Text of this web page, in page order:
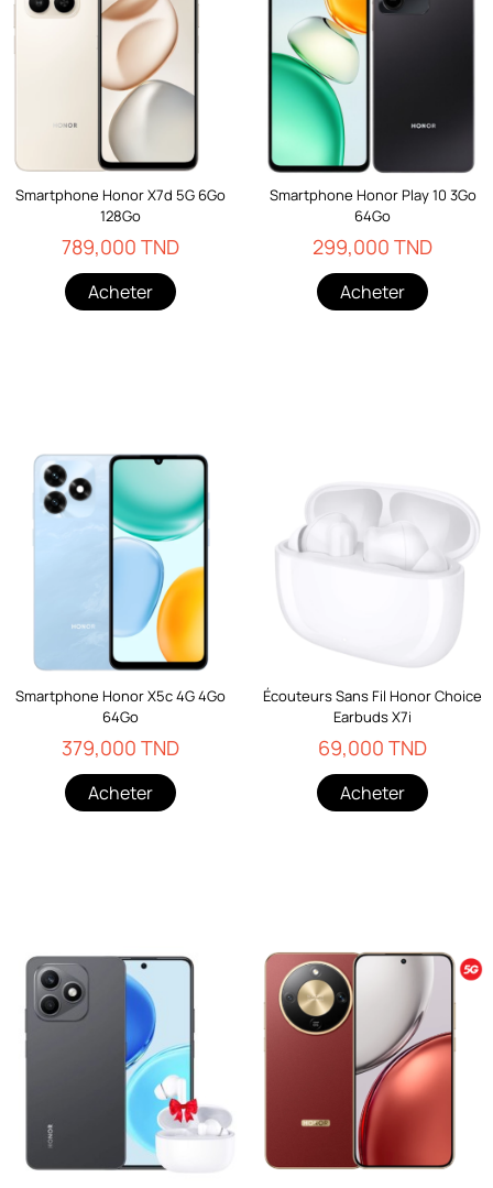
Smartphone Honor X7d 5G 6Go
128Go
789,000 TND
Acheter
Smartphone Honor Play 10 3Go
64Go
299,000 TND
Acheter
Smartphone Honor X5c 4G 4Go
64Go
379,000 TND
Acheter
Écouteurs Sans Fil Honor Choice
Earbuds X7i
69,000 TND
Acheter